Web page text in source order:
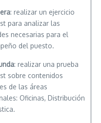
: realizar un ejercicio
para analizar las
necesarias para el
del puesto.
: realizar una prueba
sobre contenidos
de las áreas
Oficinas, Distribución